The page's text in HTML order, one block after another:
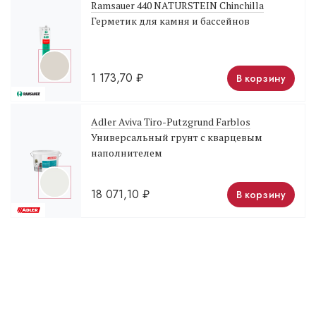
Ramsauer 440 NATURSTEIN Chinchilla
Герметик для камня и бассейнов
1 173,70 ₽ В корзину
Adler Aviva Tiro-Putzgrund Farblos
Универсальный грунт с кварцевым
наполнителем
18 071,10 ₽ В корзину